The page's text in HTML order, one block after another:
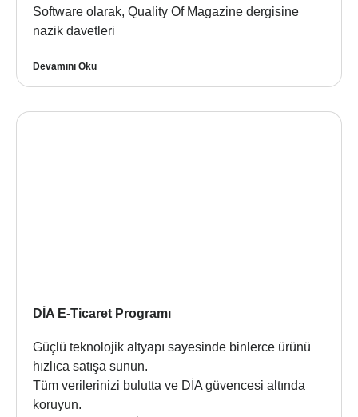
Software olarak, Quality Of Magazine dergisine
nazik davetleri
Devamını Oku
DİA E-Ticaret Programı
Güçlü teknolojik altyapı sayesinde binlerce ürünü
hızlıca satışa sunun.
Tüm verilerinizi bulutta ve DİA güvencesi altında
koruyun.